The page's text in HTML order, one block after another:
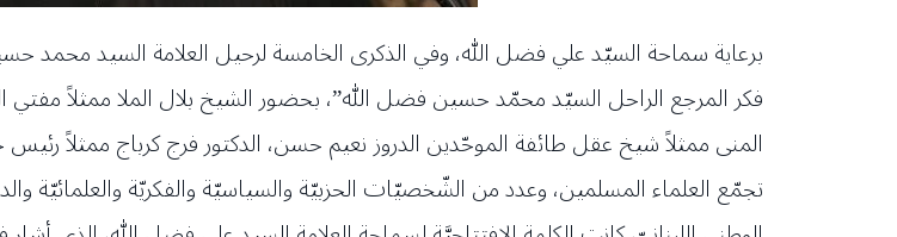
برعاية سماحة السيّد علي فضل الله، وفي الذكرى الخامسة لرحيل العلامة السيد
فكر المرجع الراحل السيّد محمّد حسين فضل الله”، بحضور الشيخ بلال الملا ممثلاً
المنى ممثلاً شيخ عقل طائفة الموحّدين الدروز نعيم حسن، الدكتور فرج كرباج ممثلاً
تجمّع العلماء المسلمين، وعدد من الشّخصيّات الحزبيّة والسياسيّة والفكريّة والعلمائيّة